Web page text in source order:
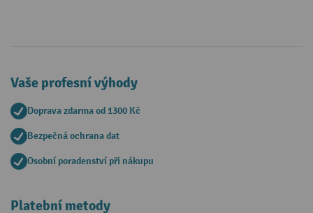
Vaše profesní výhody
Doprava zdarma od 1300 Kč
Bezpečná ochrana dat
Osobní poradenství při nákupu
Platební metody